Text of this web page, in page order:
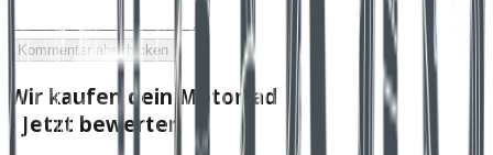
Kommentar abschicken
Wir kaufen dein Motorrad
- Jetzt bewerten